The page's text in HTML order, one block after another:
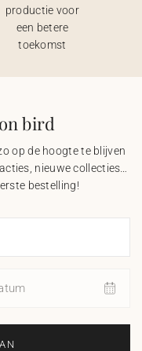
productie voor
een betere
toekomst
bird
op de hoogte te blijven
nieuwe collecties…
bestelling!